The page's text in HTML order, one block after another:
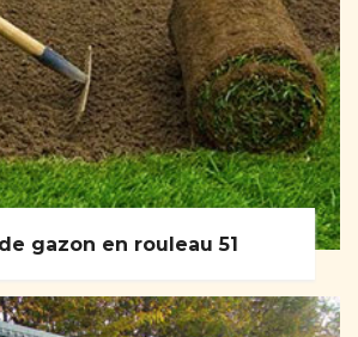
gazon en rouleau 51